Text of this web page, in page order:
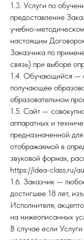
1.3. Услуги по
предоставление
учебно-
настоящим
Заказчика по
связь) при выборе
1.4. Обучающийся —
получающее
образовательном
1.5. Сайт —
аппаратных и
предназначенной
отображаемой в
звуковой формах,
https://idea-class.ru/
1.6. Заказчик —
достигшее 18 лет,
Исполнителя,
на нижеописанных
В случае если